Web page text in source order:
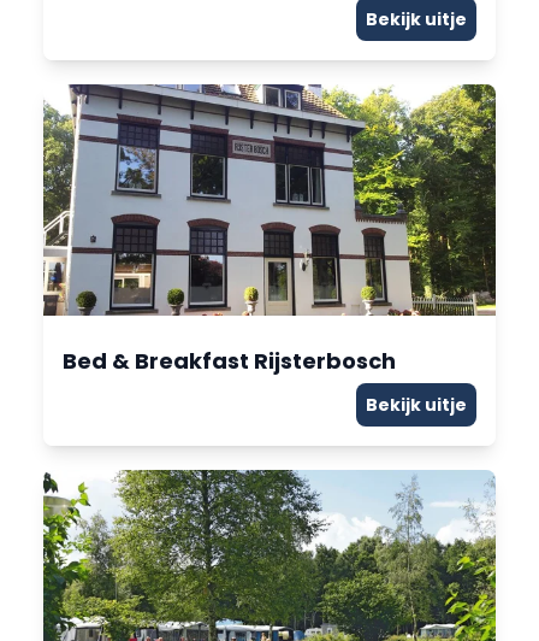
Bekijk uitje
Bed & Breakfast Rijsterbosch
Bekijk uitje